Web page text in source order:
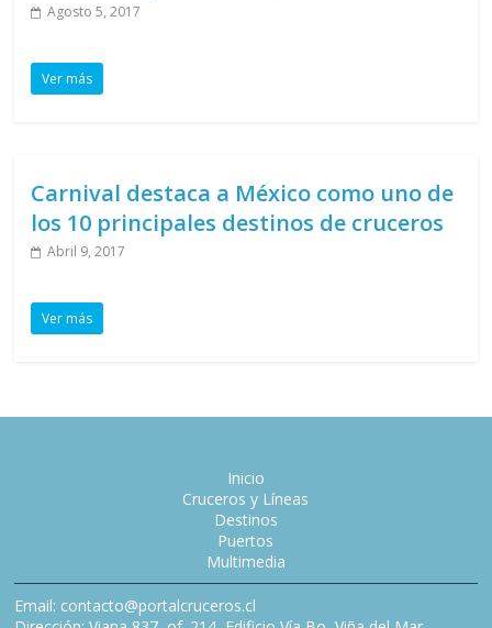
Agosto 5, 2017
Ver más
Carnival destaca a México como uno de
los 10 principales destinos de cruceros
Abril 9, 2017
Ver más
Inicio
Cruceros y Líneas
Destinos
Puertos
Multimedia
Email: contacto@portalcruceros.cl